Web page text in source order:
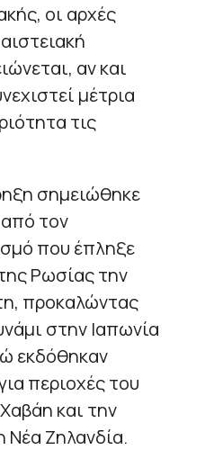
οι αρχές
αν και
μέτρια
τις
σημειώθηκε
από τον
που έπληξε
Ρωσίας την
προκαλώντας
στην Ιαπωνία
εκδόθηκαν
περιοχές του
και την
Νέα Ζηλανδία.